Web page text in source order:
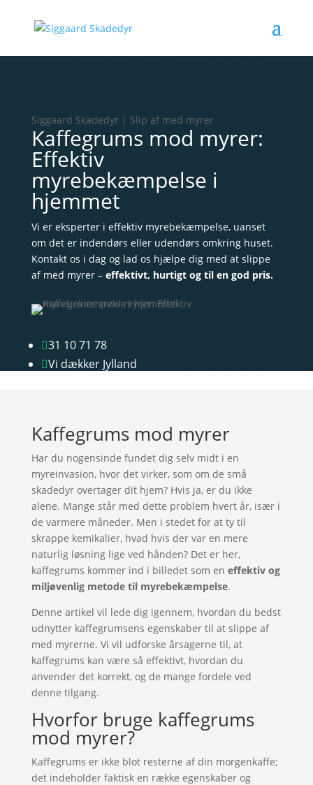
Siggaard Skadedyr | Slip af med myrer
Kaffegrums mod myrer:
Effektiv
myrebekæmpelse i
hjemmet
Vi er eksperter i effektiv myrebekæmpelse, uanset
om det er indendørs eller udendørs omkring huset.
Kontakt os i dag og lad os hjælpe dig med at slippe
af med myrer – effektivt, hurtigt og til en god pris.
31 10 71 78
Vi dækker Jylland
Kaffegrums mod myrer
Har du nogensinde fundet dig selv midt i en
myreinvasion, hvor det virker, som om de små
skadedyr overtager dit hjem? Hvis ja, er du ikke
alene. Mange står med dette problem hvert år, især i
de varmere måneder. Men i stedet for at ty til
skrappe kemikalier, hvad hvis der var en mere
naturlig løsning lige ved hånden? Det er her,
kaffegrums kommer ind i billedet som en effektiv og
miljøvenlig metode til myrebekæmpelse.
Denne artikel vil lede dig igennem, hvordan du bedst
udnytter kaffegrumsens egenskaber til at slippe af
med myrerne. Vi vil udforske årsagerne til, at
kaffegrums kan være så effektivt, hvordan du
anvender det korrekt, og de mange fordele ved
denne tilgang.
Hvorfor bruge kaffegrums
mod myrer?
Kaffegrums er ikke blot resterne af din morgenkaffe;
det indeholder faktisk en række egenskaber og